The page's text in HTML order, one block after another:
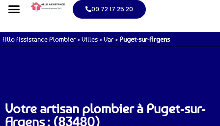
09.72.17.25.20
Allo Assistance Plombier >Villes >Var >Puget-sur-Argens
Votre artisan plombier à Puget-sur-
Argens : (83480)